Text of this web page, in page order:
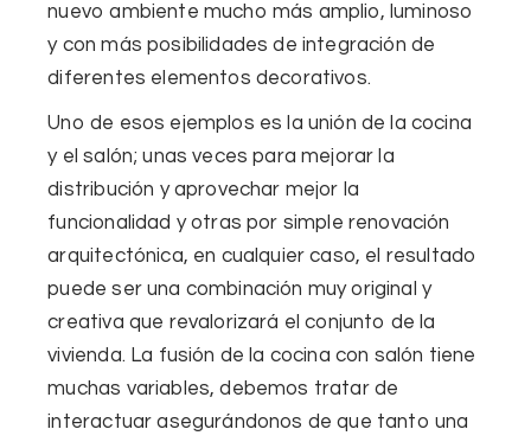
nuevo ambiente mucho más amplio, luminoso
y con más posibilidades de integración de
diferentes elementos decorativos.
Uno de esos ejemplos es la unión de la cocina
y el salón; unas veces para mejorar la
distribución y aprovechar mejor la
funcionalidad y otras por simple renovación
arquitectónica, en cualquier caso, el resultado
puede seruna combinación muy original y
creativa que revalorizará el conjunto de la
vivienda. La fusión de la cocina con salón tiene
muchas variables, debemos tratar de
interactuar asegurándonos de que tanto una